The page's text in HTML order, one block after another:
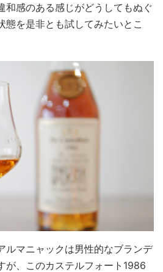
和感のある感じがどうしてもぬぐ
態を是非とも試してみたいとこ
ルマニャックは男性的なブランデ
が、このカステルフォート1986